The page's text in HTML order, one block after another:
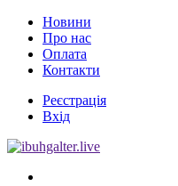
Новини
Про нас
Оплата
Контакти
Реєстрація
Вхід